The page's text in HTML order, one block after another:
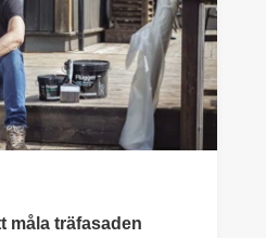
måla träfasaden